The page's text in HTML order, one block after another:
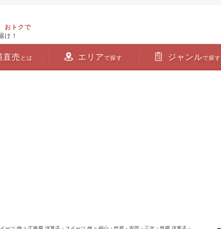
おトクで
け！
直売 とは エリアで探す ジャンルで探す